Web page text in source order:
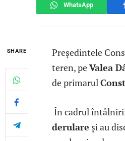
WhatsApp
SHARE Președintele
teren, peValea
de primarul
În cadrul
derulare și au